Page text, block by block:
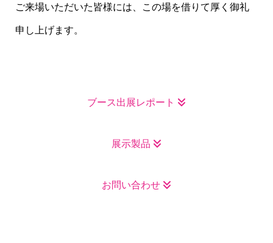
ご来場いただいた皆様には、この場を借りて厚く御礼
申し上げます。
ブース出展レポート
展示製品
お問い合わせ